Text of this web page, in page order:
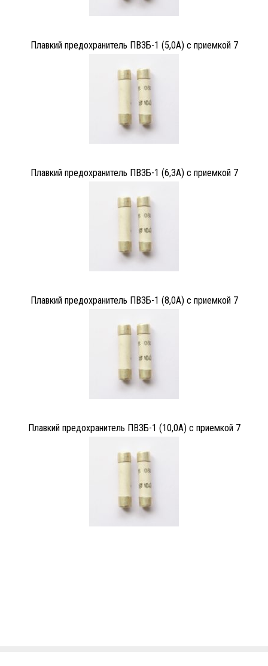
Плавкий предохранитель ПВ3Б-1 (5,0А) с приемкой 7
Плавкий предохранитель ПВ3Б-1 (6,3А) с приемкой 7
Плавкий предохранитель ПВ3Б-1 (8,0А) с приемкой 7
Плавкий предохранитель ПВ3Б-1 (10,0А) с приемкой 7